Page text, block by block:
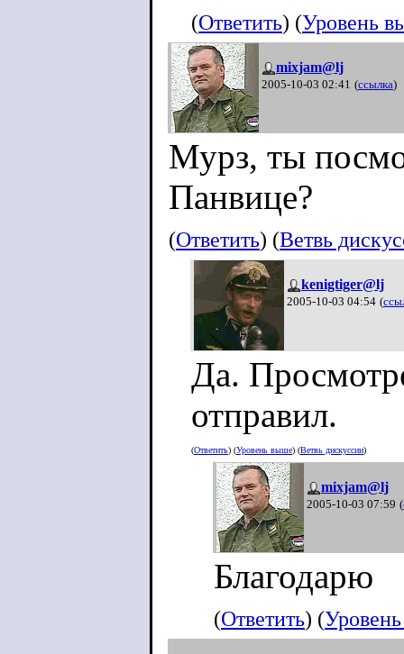
(Ответить) (Уровень
mixjam@lj
2005-10-03 02:41 (ссылка)
Мурз, ты
Панвице?
(Ответить) (Ветвь
kenigtiger@lj
2005-10-03 04:54 (
Да.
отправил.
(Ответить) (Уровень выше) (Ветвь дискуссии)
mixjam@lj
2005-10-03 07:59 (
Благодарю
(Ответить) (